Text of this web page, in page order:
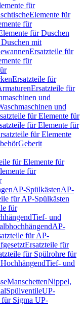
für
Elemente für
für
für Duschen
mit
Ersatzteile für
für
Ersatzteile für
Ersatzteile für
und
und
für Elemente für
für Elemente für
für Elemente
Geberit
für Elemente für
für
AP-SpülkästenAP-
für AP-Spülkästen
für
Tief- und
AP-
für AP-
Ersatzteile für
für Spülrohre für
Tief- und
ManschettenNippel,
SpülventileUP-
für Sigma UP-